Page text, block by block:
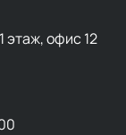
этаж, офис 12